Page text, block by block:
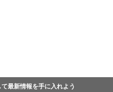
最新情報を手に入れよう